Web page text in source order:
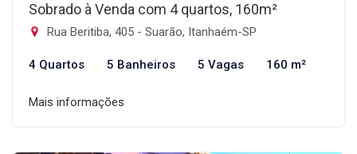
Sobrado à Venda com 4 quartos, 160m²
Rua Beritiba, 405 - Suarão, Itanhaém-SP
4 Quartos 5 Banheiros 5 Vagas 160 m²
Mais informações